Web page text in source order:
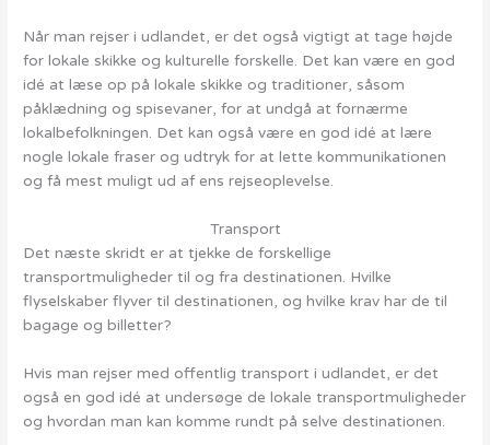
Når man rejser i udlandet, er det også vigtigt at tage højde
for lokale skikke og kulturelle forskelle. Det kan være en god
idé at læse op på lokale skikke og traditioner, såsom
påklædning og spisevaner, for at undgå at fornærme
lokalbefolkningen. Det kan også være en god idé at lære
nogle lokale fraser og udtryk for at lette kommunikationen
og få mest muligt ud af ens rejseoplevelse.
Transport
Det næste skridt er at tjekke de forskellige
transportmuligheder til og fra destinationen. Hvilke
flyselskaber flyver til destinationen, og hvilke krav har de til
bagage og billetter?
Hvis man rejser med offentlig transport i udlandet, er det
også en god idé at undersøge de lokale transportmuligheder
og hvordan man kan komme rundt på selve destinationen.